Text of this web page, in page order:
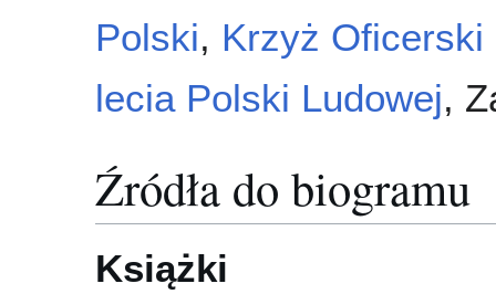
Polski, Krzyż
lecia Polski Ludowej,
Źródła do biogramu
Książki